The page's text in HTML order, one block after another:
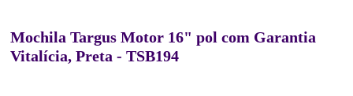
Mochila Targus Motor 16" pol com Garantia
Vitalícia, Preta - TSB194